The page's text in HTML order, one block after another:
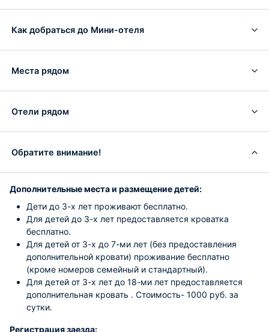
Как добраться до Мини-отеля
Места рядом
Отели рядом
Обратите внимание!
Дополнительные места и размещение детей:
Дети до 3-х лет проживают бесплатно.
Для детей до 3-х лет предоставляется кроватка
бесплатно.
Для детей от 3-х до 7-ми лет (без предоставления
дополнительной кровати) проживание бесплатно
(кроме номеров семейный и стандартный).
Для детей от 3-х лет до 18-ми лет предоставляется
дополнительная кровать . Стоимость- 1000 руб. за
сутки.
Регистрация заезда: